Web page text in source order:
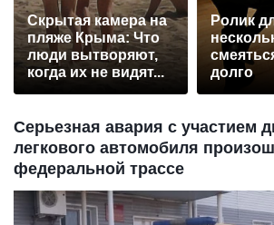
Скрытая камера на
пляже Крыма: Что
люди вытворяют,
когда их не видят...
Ролик
долго
Серьезная авария с участием
легкового автомобиля
федеральной трассе